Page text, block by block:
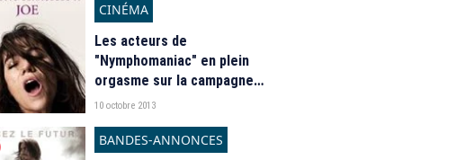
CINÉMA
Les acteurs de
"Nymphomaniac" en plein
orgasme sur la campagne
d'affichage du film
10 octobre 2013
BANDES-ANNONCES